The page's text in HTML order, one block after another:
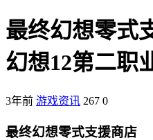
最终幻想零式
幻想12第二职
3年前 游戏资讯 267 0
最终幻想零式支援商店